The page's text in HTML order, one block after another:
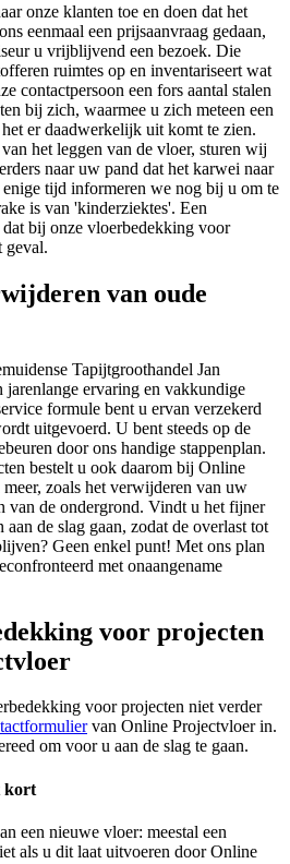
onze klanten toe en doen dat het
eenmaal een prijsaanvraag gedaan,
u vrijblijvend een bezoek. Die
ruimtes op en inventariseert wat
contactpersoon een fors aantal stalen
bij zich, waarmee u zich meteen een
er daadwerkelijk uit komt te zien.
het leggen van de vloer, sturen wij
naar uw pand dat het karwei naar
tijd informeren we nog bij u om te
is van 'kinderziektes'. Een
bij onze vloerbedekking voor
geval.
van oude
Tapijtgroothandel Jan
jarenlange ervaring en vakkundige
formule bent u ervan verzekerd
uitgevoerd. U bent steeds op de
door ons handige stappenplan.
bestelt u ook daarom bij Online
zoals het verwijderen van uw
van de ondergrond. Vindt u het fijner
de slag gaan, zodat de overlast tot
Geen enkel punt! Met ons plan
met onaangename
voor projecten
voor projecten niet verder
van Online Projectvloer in.
om voor u aan de slag te gaan.
kort
een nieuwe vloer: meestal een
als u dit laat uitvoeren door Online